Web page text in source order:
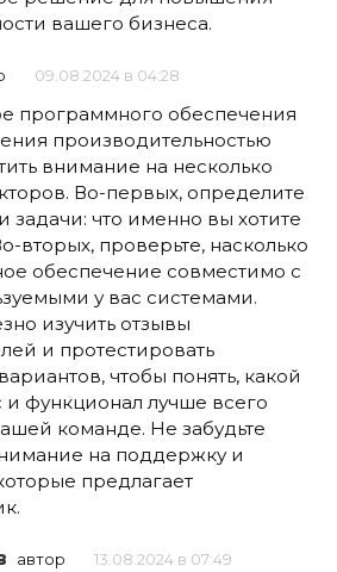
вашего бизнеса.
09.08.2024 в 04:28
программного обеспечения
производительностью
внимание на несколько
Во-первых, определите
задачи: что именно вы хотите
вторых, проверьте, насколько
обеспечение совместимо с
у вас системами.
изучить отзывы
и протестировать
чтобы понять, какой
функционал лучше всего
команде. Не забудьте
на поддержку и
предлагает
автор 13.08.2024 в 07:49